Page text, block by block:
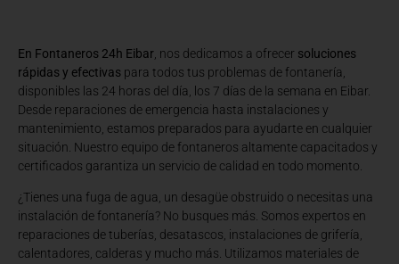
En Fontaneros 24h Eibar , nos dedicamos a ofrecer soluciones
rápidas y efectivas para todos tus problemas de fontanería,
disponibles las 24 horas del día, los 7 días de la semana en Eibar.
Desde reparaciones de emergencia hasta instalaciones y
mantenimiento, estamos preparados para ayudarte en cualquier
situación. Nuestro equipo de fontaneros altamente capacitados y
certificados garantiza un servicio de calidad en todo momento.
¿Tienes una fuga de agua, un desagüe obstruido o necesitas una
instalación de fontanería? No busques más. Somos expertos en
reparaciones de tuberías, desatascos, instalaciones de grifería,
calentadores, calderas y mucho más. Utilizamos materiales de